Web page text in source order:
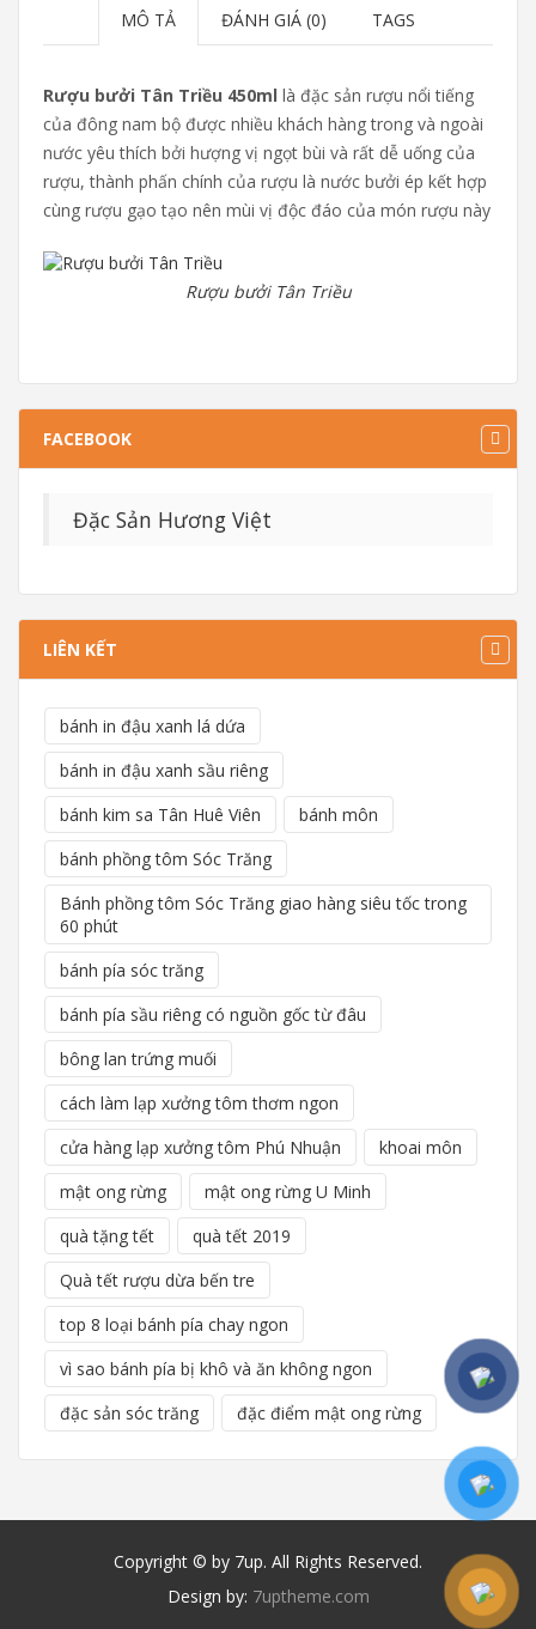
MÔ TẢ ĐÁNH GIÁ (0) TAGS
Rượu bưởi Tân Triều 450ml là đặc sản rượu nổi tiếng
của đông nam bộ được nhiều khách hàng trong và ngoài
nước yêu thích bởi hượng vị ngọt bùi và rất dễ uống của
rượu, thành phấn chính của rượu là nước bưởi ép kết hợp
cùng rượu gạo tạo nên mùi vị độc đáo của món rượu này
Rượu bưởi Tân Triều
FACEBOOK
Đặc Sản Hương Việt
LIÊN KẾT
bánh in đậu xanh lá dứa
bánh in đậu xanh sầu riêng
bánh kim sa Tân Huê Viên
bánh môn
bánh phồng tôm Sóc Trăng
Bánh phồng tôm Sóc Trăng giao hàng siêu tốc trong
60 phút
bánh pía sóc trăng
bánh pía sầu riêng có nguồn gốc từ đâu
bông lan trứng muối
cách làm lạp xưởng tôm thơm ngon
cửa hàng lạp xưởng tôm Phú Nhuận
khoai môn
mật ong rừng
mật ong rừng U Minh
quà tặng tết
quà tết 2019
Quà tết rượu dừa bến tre
top 8 loại bánh pía chay ngon
vì sao bánh pía bị khô và ăn không ngon
đặc sản sóc trăng
đặc điểm mật ong rừng
Copyright © by 7up. All Rights Reserved.
Design by: 7uptheme.com